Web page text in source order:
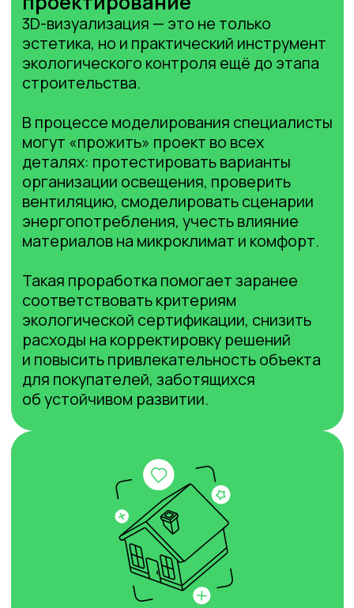
дней даже для типовых объектов.
Не требуется сложных интеграций —
достаточно архитектурных планов
и базовых данных.
Итог: компания может предложить
клиенту интерактивную экскурсию
в считанные дни после запроса, что
и ускоряет продажи.